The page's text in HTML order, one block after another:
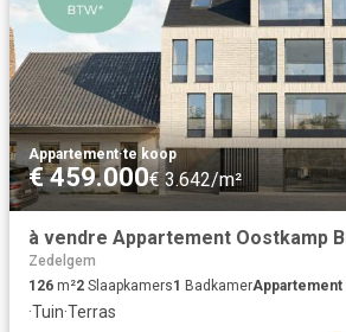
Appartement·te koop
€ 459.000€ 3.642/m²
à vendre Appartement Oostkamp
Zedelgem
126 m²2 Slaapkamers1 BadkamerAppartement
·Tuin·Terras